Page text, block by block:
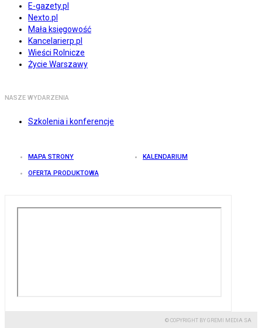
E-gazety.pl
Nexto.pl
Mała księgowość
Kancelarierp.pl
Wieści Rolnicze
Życie Warszawy
NASZE WYDARZENIA
Szkolenia i konferencje
MAPA STRONY KALENDARIUM
OFERTA PRODUKTOWA
© COPYRIGHT BY GREMI MEDIA SA